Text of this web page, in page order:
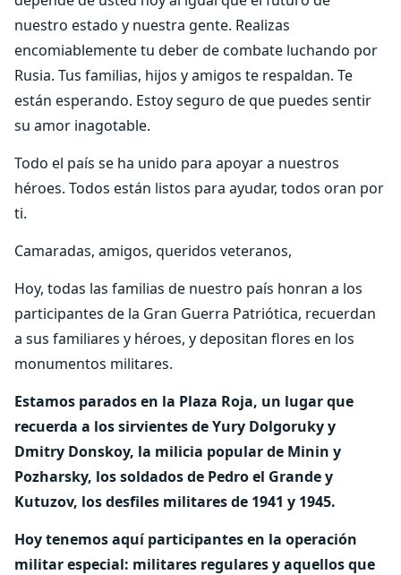
nuestro estado y nuestra gente. Realizas
encomiablemente tu deber de combate luchando por
Rusia. Tus familias, hijos y amigos te respaldan. Te
están esperando. Estoy seguro de que puedes sentir
su amor inagotable.
Todo el país se ha unido para apoyar a nuestros
héroes. Todos están listos para ayudar, todos oran por
ti.
Camaradas, amigos, queridos veteranos,
Hoy, todas las familias de nuestro país honran a los
participantes de la Gran Guerra Patriótica, recuerdan
a sus familiares y héroes, y depositan flores en los
monumentos militares.
Estamos parados en la Plaza Roja, un lugar que
recuerda a los sirvientes de Yury Dolgoruky y
Dmitry Donskoy, la milicia popular de Minin y
Pozharsky, los soldados de Pedro el Grande y
Kutuzov, los desfiles militares de 1941 y 1945.
Hoy tenemos aquí participantes en la operación
militar especial: militares regulares y aquellos que